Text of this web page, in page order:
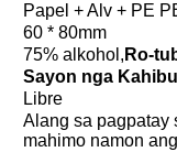
Papel + Alv + PE
60 * 80mm
75% alkohol, Ro-
Sayon nga
Libre
Alang sa pagpatay
mahimo namon